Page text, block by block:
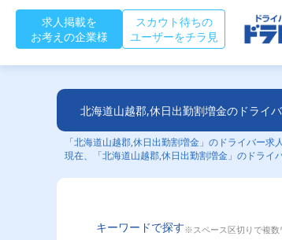
求人掲載を
お考えの企業様
スカウト待ちの
ユーザーをチラ見
北海道山越郡,休日出勤割増金のドライ
「北海道山越郡,休日出勤割増金」のドライバー求
現在、「北海道山越郡,休日出勤割増金」のドライ
キーワードで探す※スペース区切りで複数